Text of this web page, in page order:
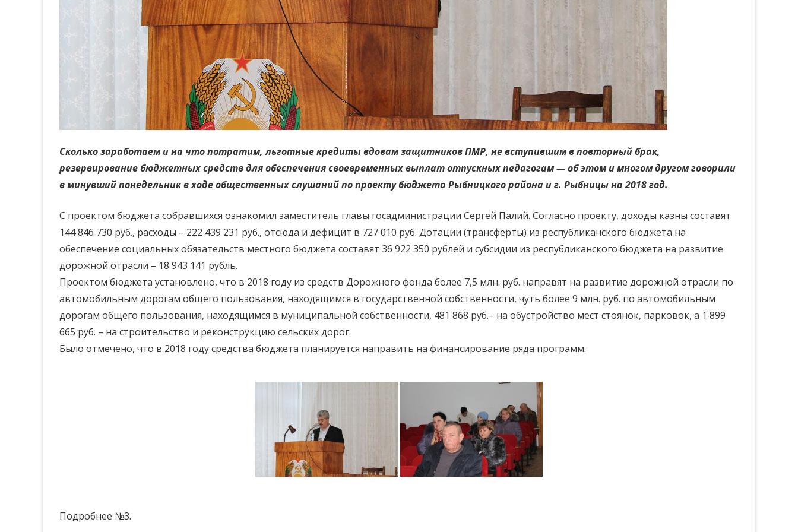
Сколько заработаем и на что потратим, льготные кредиты вдовам защитников ПМР, не вступившим в повторный брак,
резервирование бюджетных средств для обеспечения своевременных выплат отпускных педагогам — об этом и многом другом говорили
в минувший понедельник в ходе общественных слушаний по проекту бюджета Рыбницкого района и г. Рыбницы на 2018 год.
С проектом бюджета собравшихся ознакомил заместитель главы госадминистрации Сергей Палий. Согласно проекту, доходы казны составят
144 846 730 руб., расходы – 222 439 231 руб., отсюда и дефицит в 727 010 руб. Дотации (трансферты) из республиканского бюджета на
обеспечение социальных обязательств местного бюджета составят 36 922 350 рублей и субсидии из республиканского бюджета на развитие
дорожной отрасли – 18 943 141 рубль.
Проектом бюджета установлено, что в 2018 году из средств Дорожного фонда более 7,5 млн. руб. направят на развитие дорожной отрасли по
автомобильным дорогам общего пользования, находящимся в государственной собственности, чуть более 9 млн. руб. по автомобильным
дорогам общего пользования, находящимся в муниципальной собственности, 481 868 руб.– на обустройство мест стоянок, парковок, а 1 899
665 руб. – на строительство и реконструкцию сельских дорог.
Было отмечено, что в 2018 году средства бюджета планируется направить на финансирование ряда программ.
Подробнее №3.